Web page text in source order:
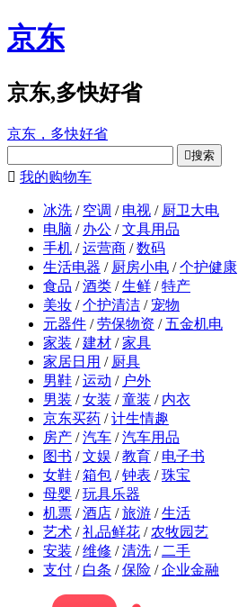
京东
京东,多快好省
京东，多快好省
搜索
 我的购物车
冰洗 / 空调 / 电视 / 厨卫大电
电脑 / 办公 / 文具用品
手机 / 运营商 / 数码
生活电器 / 厨房小电 / 个护健康
食品 / 酒类 / 生鲜 / 特产
美妆 / 个护清洁 / 宠物
元器件 / 劳保物资 / 五金机电
家装 / 建材 / 家具
家居日用 / 厨具
男鞋 / 运动 / 户外
男装 / 女装 / 童装 / 内衣
京东买药 / 计生情趣
房产 / 汽车 / 汽车用品
图书 / 文娱 / 教育 / 电子书
女鞋 / 箱包 / 钟表 / 珠宝
母婴 / 玩具乐器
机票 / 酒店 / 旅游 / 生活
艺术 / 礼品鲜花 / 农牧园艺
安装 / 维修 / 清洗 / 二手
支付 / 白条 / 保险 / 企业金融